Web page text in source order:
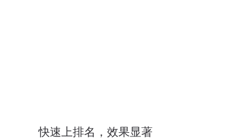
快速上排名，效果显著